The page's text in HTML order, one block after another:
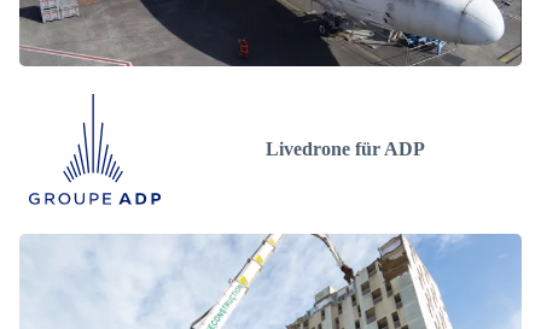
Livedrone für ADP